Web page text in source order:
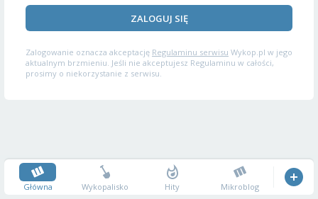
ZALOGUJ SIĘ
Zalogowanie oznacza akceptację Regulaminu serwisu Wykop.pl w jego
aktualnym brzmieniu. Jeśli nie akceptujesz Regulaminu w całości,
prosimy o niekorzystanie z serwisu.
Główna Wykopalisko Hity Mikroblog